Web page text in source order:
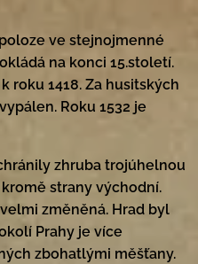
ve stejnojmenné
na konci 15.století.
roku 1418. Za husitských
Roku 1532 je
zhruba trojúhelnou
strany východní.
změněná. Hrad byl
Prahy je více
zbohatlými měšťany.